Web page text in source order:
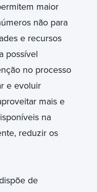
maior
não para
e recursos
possível
no processo
e evoluir
mais e
na
reduzir os
de